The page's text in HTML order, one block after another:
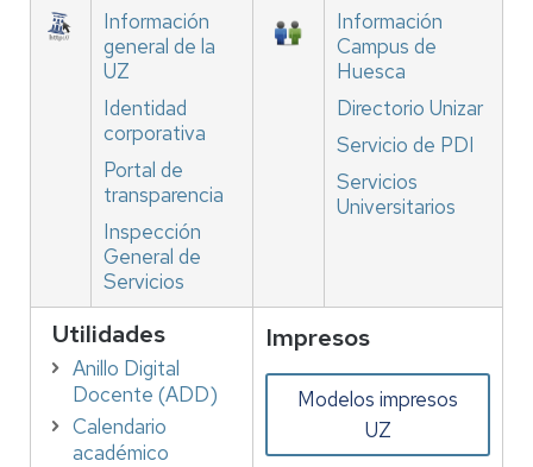
Información
general de la
UZ
Identidad
corporativa
Portal de
transparencia
Inspección
General de
Servicios
Información
Campus de
Huesca
Directorio Unizar
Servicio de PDI
Servicios
Universitarios
Utilidades
Anillo Digital
Docente (ADD)
Calendario
académico
Impresos
Modelos impresos
UZ